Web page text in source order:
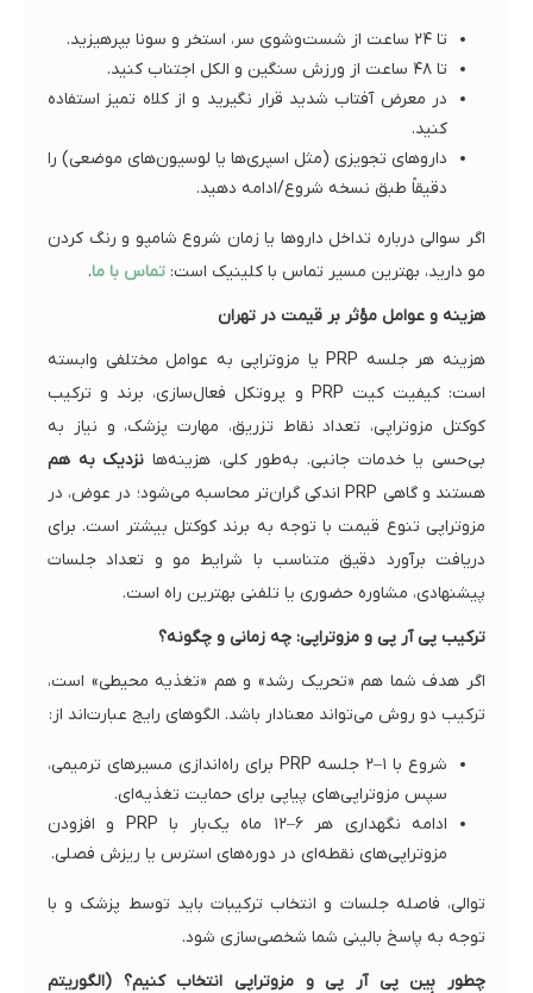
تا ۲۴ ساعت از شست‌وشوی سر، استخر و سونا بپرهیزید.
تا ۴۸ ساعت از ورزش سنگین و الکل اجتناب کنید.
در معرض آفتاب شدید قرار نگیرید و از کلاه تمیز استفاده
کنید.
داروهای تجویزی (مثل اسپری‌ها یا لوسیون‌های موضعی) را
دقیقاً طبق نسخه شروع/ادامه دهید.
اگر سوالی درباره تداخل داروها یا زمان شروع شامپو و رنگ کردن
مو دارید، بهترین مسیر تماس با کلینیک است: تماس با ما.
هزینه و عوامل مؤثر بر قیمت در تهران
هزینه هر جلسه PRP یا مزوتراپی به عوامل مختلفی وابسته
است: کیفیت کیت PRP و پروتکل فعال‌سازی، برند و ترکیب
کوکتل مزوتراپی، تعداد نقاط تزریق، مهارت پزشک، و نیاز به
بی‌حسی یا خدمات جانبی. به‌طور کلی، هزینه‌ها نزدیک به هم
هستند و گاهی PRP اندکی گران‌تر محاسبه می‌شود؛ در عوض، در
مزوتراپی تنوع قیمت با توجه به برند کوکتل بیشتر است. برای
دریافت برآورد دقیق متناسب با شرایط مو و تعداد جلسات
پیشنهادی، مشاوره حضوری یا تلفنی بهترین راه است.
ترکیب پی آر پی و مزوتراپی: چه زمانی و چگونه؟
اگر هدف شما هم «تحریک رشد» و هم «تغذیه محیطی» است،
ترکیب دو روش می‌تواند معنادار باشد. الگوهای رایج عبارت‌اند از:
شروع با ۱–۲ جلسه PRP برای راه‌اندازی مسیرهای ترمیمی،
سپس مزوتراپی‌های پیاپی برای حمایت تغذیه‌ای.
ادامه نگهداری هر ۶–۱۲ ماه یک‌بار با PRP و افزودن
مزوتراپی‌های نقطه‌ای در دوره‌های استرس یا ریزش فصلی.
توالی، فاصله جلسات و انتخاب ترکیبات باید توسط پزشک و با
توجه به پاسخ بالینی شما شخصی‌سازی شود.
چطور بین پی آر پی و مزوتراپی انتخاب کنیم؟ (الگوریتم